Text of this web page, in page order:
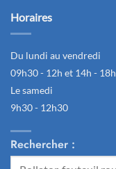
Horaires
Du lundi au vendredi
09h30 - 12h et 14h - 18h
Le samedi
9h30 - 12h30
Rechercher :